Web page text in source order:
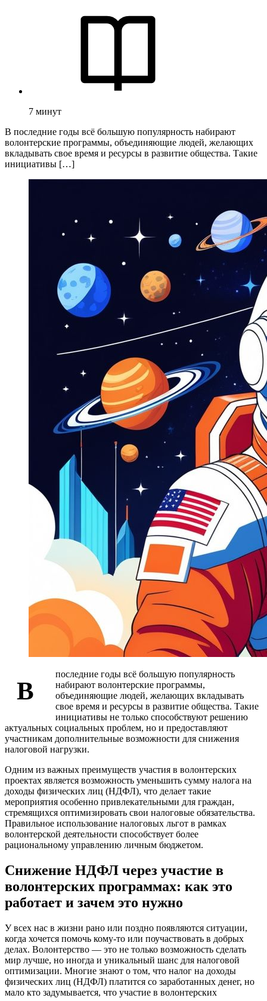
7 минут
В последние годы всё большую популярность набирают
волонтерские программы, объединяющие людей, желающих
вкладывать свое время и ресурсы в развитие общества. Такие
инициативы […]
В
последние годы всё большую популярность
набирают волонтерские программы,
объединяющие людей, желающих вкладывать
свое время и ресурсы в развитие общества. Такие
инициативы не только способствуют решению
актуальных социальных проблем, но и предоставляют
участникам дополнительные возможности для снижения
налоговой нагрузки.
Одним из важных преимуществ участия в волонтерских
проектах является возможность уменьшить сумму налога на
доходы физических лиц (НДФЛ), что делает такие
мероприятия особенно привлекательными для граждан,
стремящихся оптимизировать свои налоговые обязательства.
Правильное использование налоговых льгот в рамках
волонтерской деятельности способствует более
рациональному управлению личным бюджетом.
Снижение НДФЛ через участие в
волонтерских программах: как это
работает и зачем это нужно
У всех нас в жизни рано или поздно появляются ситуации,
когда хочется помочь кому-то или поучаствовать в добрых
делах. Волонтерство — это не только возможность сделать
мир лучше, но иногда и уникальный шанс для налоговой
оптимизации. Многие знают о том, что налог на доходы
физических лиц (НДФЛ) платится со заработанных денег, но
мало кто задумывается, что участие в волонтерских